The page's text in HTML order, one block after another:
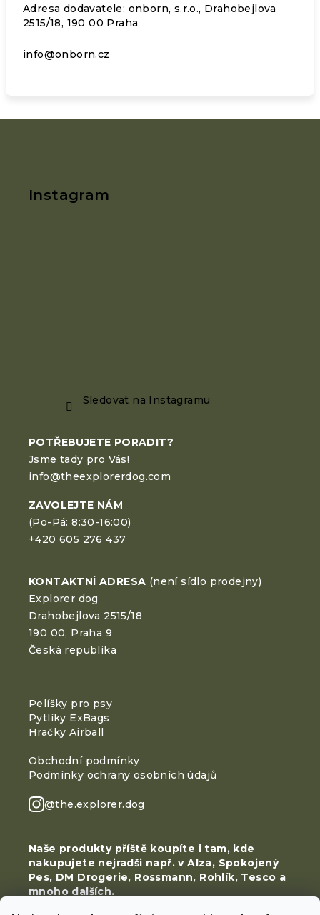
Adresa dodavatele: onborn, s.r.o., Drahobejlova
2515/18, 190 00 Praha
info@onborn.cz
Instagram
Sledovat na Instagramu
POTŘEBUJETE PORADIT?
Jsme tady pro Vás!
info@theexplorerdog.com
ZAVOLEJTE NÁM
(Po-Pá: 8:30-16:00)
+420 605 276 437
KONTAKTNÍ ADRESA (není sídlo prodejny)
Explorer dog
Drahobejlova 2515/18
190 00, Praha 9
Česká republika
Pelíšky pro psy
Pytlíky ExBags
Hračky Airball
Obchodní podmínky
Podmínky ochrany osobních údajů
@the.explorer.dog
Naše produkty příště koupíte i tam, kde
nakupujete nejradši např. v Alza, Spokojený
Pes, DM Drogerie, Rossmann, Rohlík, Tesco a
mnoho dalších.